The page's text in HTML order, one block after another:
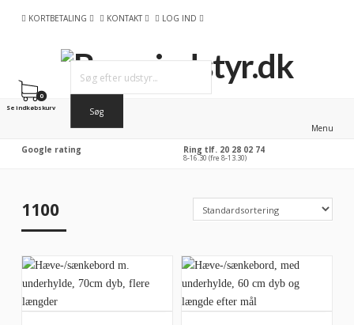
KORTBETALING KONTAKT LOG IND
Menu
0
Se indkøbskurv
Google rating Ring tlf. 20 28 02 74
8-16.30 (fre 8-13.30)
1100